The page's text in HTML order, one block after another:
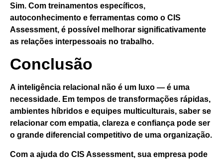
Sim. Com treinamentos específicos,
autoconhecimento e ferramentas como o CIS
Assessment, é possível melhorar significativamente
as relações interpessoais no trabalho.
Conclusão
A inteligência relacional não é um luxo — é uma
necessidade. Em tempos de transformações rápidas,
ambientes híbridos e equipes multiculturais, saber se
relacionar com empatia, clareza e confiança pode ser
o grande diferencial competitivo de uma organização.
Com a ajuda do CIS Assessment, sua empresa pode